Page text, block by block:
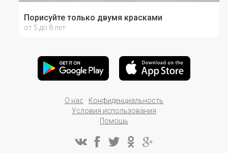
Порисуйте только двумя красками
от 5 до 8 лет
О нас
Конфиденциальность
Условия использования
Помощь